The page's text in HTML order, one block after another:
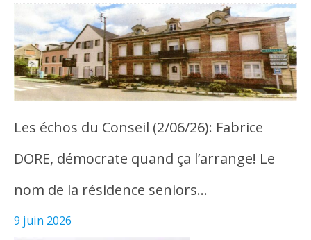
Les échos du Conseil (2/06/26): Fabrice
DORE, démocrate quand ça l’arrange! Le
nom de la résidence seniors…
9 juin 2026